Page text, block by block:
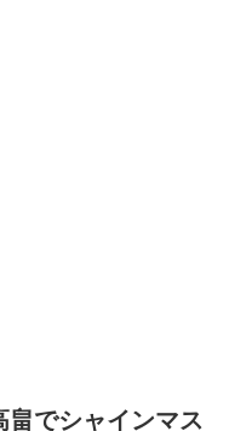
でシャインマス